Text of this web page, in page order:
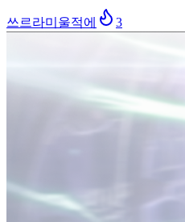
쓰르라미울적에 3